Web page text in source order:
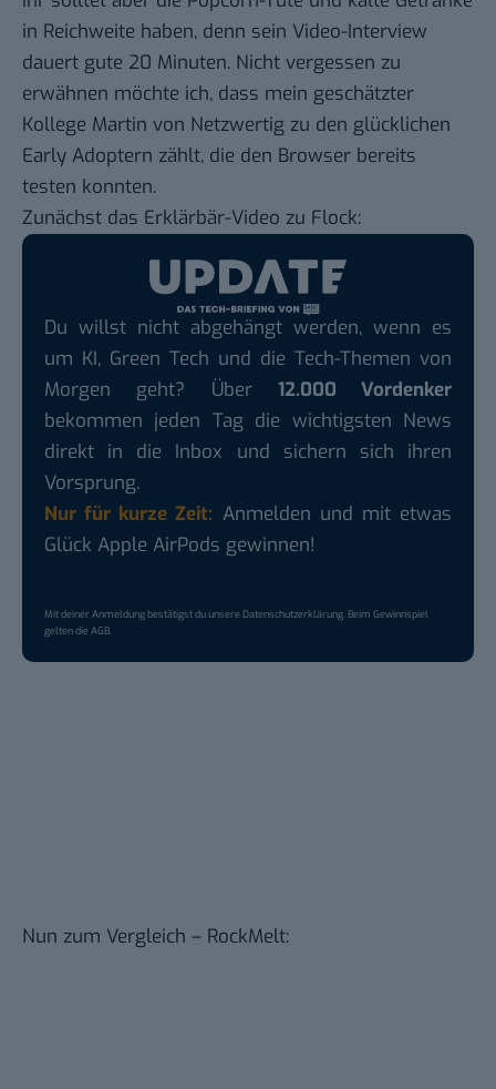
in Reichweite haben, denn sein Video-Interview
dauert gute 20 Minuten. Nicht vergessen zu
erwähnen möchte ich, dass mein geschätzter
Kollege Martin von Netzwertig zu den glücklichen
Early Adoptern zählt, die den Browser bereits
testen konnten.
Zunächst das Erklärbär-Video zu Flock:
Du willst nicht abgehängt werden, wenn es
um KI, Green Tech und die Tech-Themen von
Morgen geht? Über 12.000 Vordenker
bekommen jeden Tag die wichtigsten News
direkt in die Inbox und sichern sich ihren
Vorsprung.
Nur für kurze Zeit: Anmelden und mit etwas
Glück Apple AirPods gewinnen!
Mit deiner Anmeldung bestätigst du unsereDatenschutzerklärung. Beim Gewinnspiel
gelten dieAGB.
Nun zum Vergleich – RockMelt: